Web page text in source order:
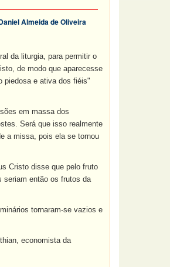
Almeida de Oliveira
da liturgia, para permitir o
de modo que aparecesse
piedosa e ativa dos fiéis"
em massa dos
Será que isso realmente
a missa, pois ela se tornou
Cristo disse que pelo fruto
seriam então os frutos da
tornaram-se vazios e
economista da